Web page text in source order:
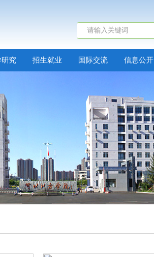
研究 招生就业 国际交流 信息公开